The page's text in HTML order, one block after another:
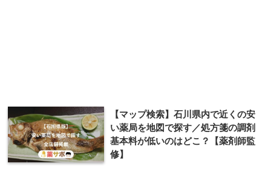
【マップ検索】石川県内で近くの安
い薬局を地図で探す／処方箋の調剤
基本料が低いのはどこ？【薬剤師監
修】